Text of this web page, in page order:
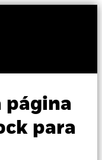
página
para